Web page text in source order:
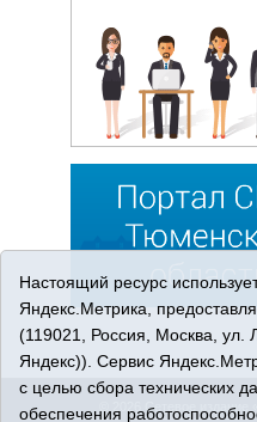
© 2026 Сетевое издание
Настоящий ресурс
Яндекс.Метрика,
(119021, Россия, Москва, ул.
Яндекс)). Сервис
с целью сбора технических
обеспечения